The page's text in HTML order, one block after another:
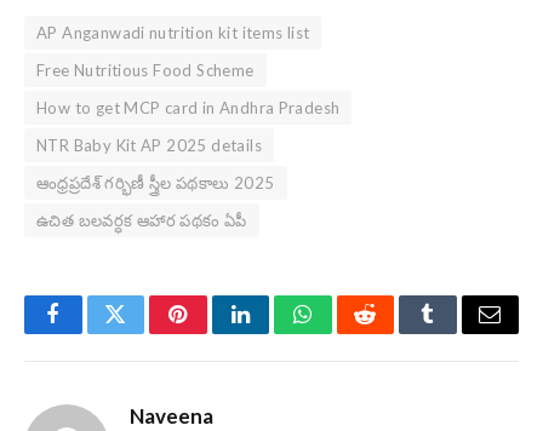
AP Anganwadi nutrition kit items list
Free Nutritious Food Scheme
How to get MCP card in Andhra Pradesh
NTR Baby Kit AP 2025 details
ఆంధ్రప్రదేశ్ గర్భిణీ స్త్రీల పథకాలు 2025
ఉచిత బలవర్ధక ఆహార పథకం ఏపీ
FacebookTwitterPinterestLinkedInWhatsAppRedditTumblrEmail
Naveena